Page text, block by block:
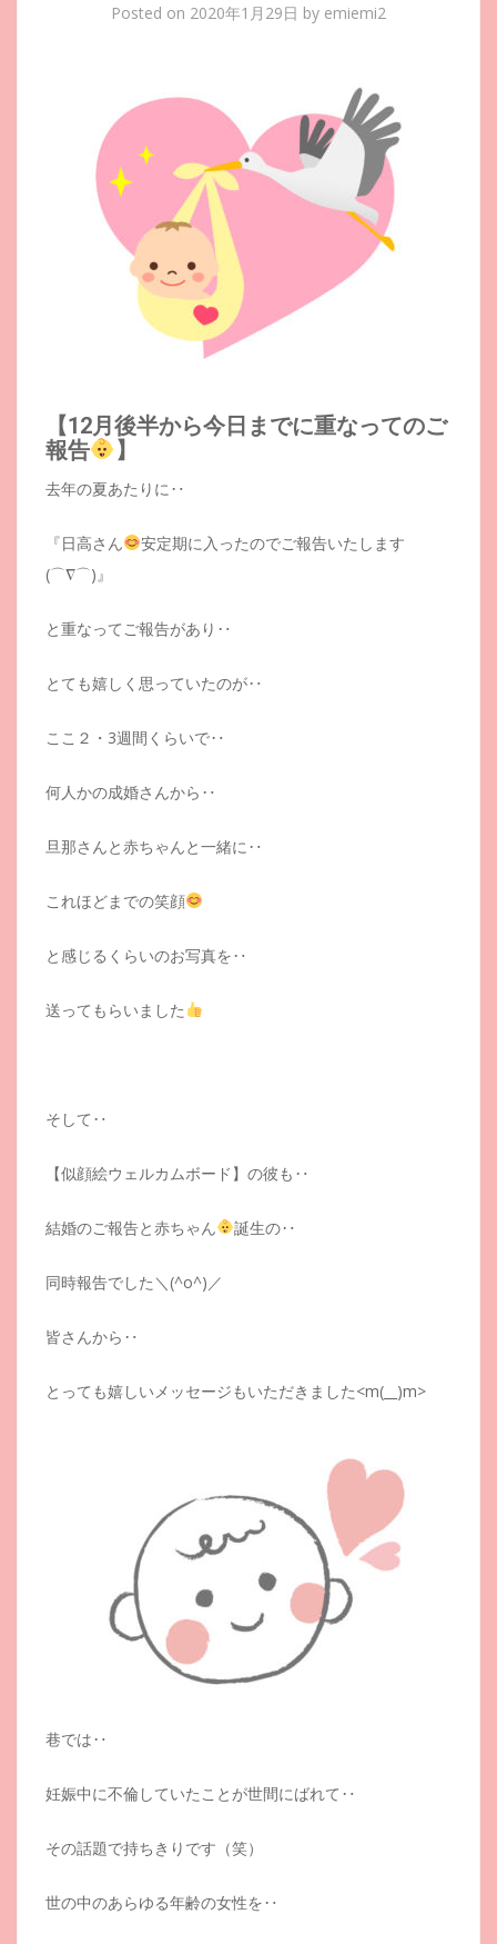
Posted on 2020年1月29日 by emiemi2
【12月後半から今日までに重なってのご
報告
】
去年の夏あたりに‥
『日高さん
安定期に入ったのでご報告いたします
(⌒∇⌒)』
と重なってご報告があり‥
とても嬉しく思っていたのが‥
ここ２・3週間くらいで‥
何人かの成婚さんから‥
旦那さんと赤ちゃんと一緒に‥
これほどまでの笑顔
と感じるくらいのお写真を‥
送ってもらいました
そして‥
【似顔絵ウェルカムボード】の彼も‥
結婚のご報告と赤ちゃん 誕生の‥
同時報告でした＼(^o^)／
皆さんから‥
とっても嬉しいメッセージもいただきました<m(__)m>
巷では‥
妊娠中に不倫していたことが世間にばれて‥
その話題で持ちきりです（笑）
世の中のあらゆる年齢の女性を‥